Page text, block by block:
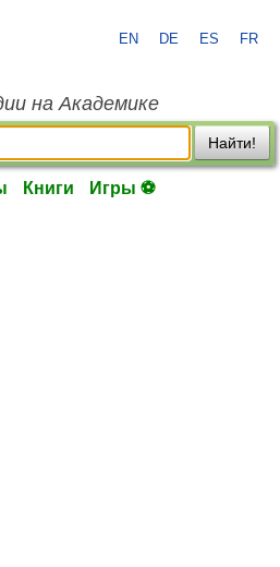
EN DE ES FR
на Академике
Найти!
Книги Игры ⚽